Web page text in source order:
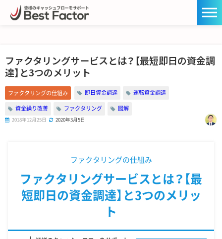
ファクタリングサービスとは？【最短即日の資金調
達】と3つのメリット
ファクタリングの仕組み 即日資金調達
運転資金調達
資金繰り改善
ファクタリング 図解
2018年12月25日 2020年3月5日
ファクタリングの仕組み
ファクタリングサービスとは？【最
短即日の資金調達】と3つのメリッ
ト